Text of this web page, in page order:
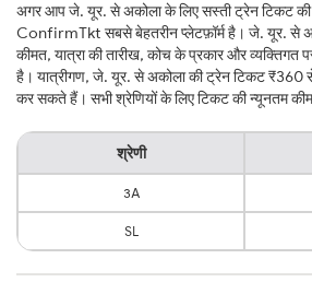
अगर आप जे. यूर. से अकोला के लिए सस्ती ट्रेन टिकट की
ConfirmTkt सबसे बेहतरीन प्लेटफ़ॉर्म है। जे. यूर. से
कीमत, यात्रा की तारीख, कोच के प्रकार और व्यक्तिगत
है। यात्रीगण, जे. यूर. से अकोला की ट्रेन टिकट ₹360
कर सकते हैं। सभी श्रेणियों के लिए टिकट की न्यूनतम
श्रेणी
3A
SL